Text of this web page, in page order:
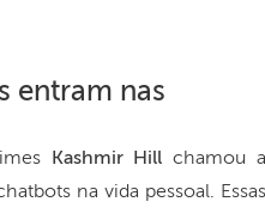
entram nas
Kashmir Hill chamou a
na vida pessoal. Essas